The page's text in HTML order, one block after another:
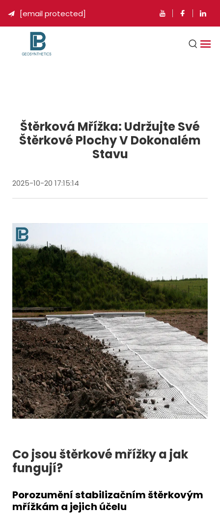
 [email protected]
Štěrková Mřížka: Udržujte Své
Štěrkové Plochy V Dokonalém
Stavu
2025-10-20 17:15:14
Co jsou štěrkové mřížky a jak
fungují?
Porozumění stabilizačním štěrkovým
mřížkám a jejich účelu